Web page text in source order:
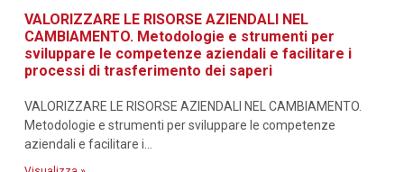
VALORIZZARE LE RISORSE AZIENDALI NEL
CAMBIAMENTO. Metodologie e strumenti per
sviluppare le competenze aziendali e facilitare i
processi di trasferimento dei saperi
VALORIZZARE LE RISORSE AZIENDALI NEL CAMBIAMENTO.
Metodologie e strumenti per sviluppare le competenze
aziendali e facilitare i...